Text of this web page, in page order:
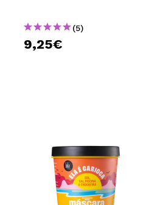
(5)
9,25€